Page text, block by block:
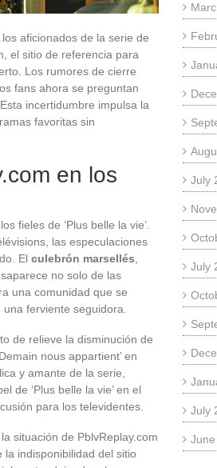
aficionados de la serie de
el sitio de referencia para
Los rumores de cierre
fans ahora se preguntan
incertidumbre impulsa la
favoritas sin
en los
fieles de ‘Plus belle la vie’.
las especulaciones
El culebrón marsellés
no solo de las
una comunidad que se
ferviente seguidora.
de relieve la disminución de
nous appartient’ en
y amante de la serie,
de ‘Plus belle la vie’ en el
para los televidentes.
situación de PblvReplay.com
indisponibilidad del sitio
July
July
July